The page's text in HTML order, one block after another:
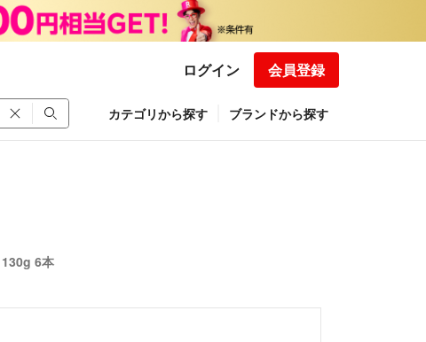
ログイン 会員登録
カテゴリから探す ブランドから探す
6本